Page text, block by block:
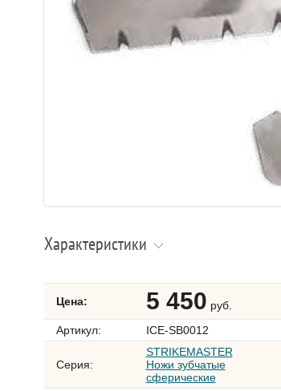
Характеристики
Цена: 5 450 руб.
Артикул:
ICE-SB0012
Серия:
STRIKEMASTER
Ножи зубчатые
сферические